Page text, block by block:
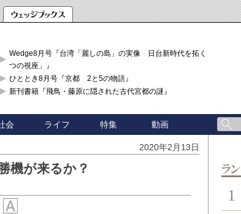
Wedge8月号『台湾「麗しの島」の実像 日台新時代を拓く「3
つの視座」』
ひととき8月号『京都 2と5の物語』
新刊書籍『飛鳥・藤原に隠された古代宮都の謎』
会 ライフ 特集 動画
2020年2月13日
機が来るか？
1